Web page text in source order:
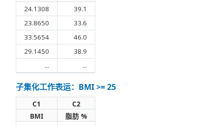
24.1308
39.1
23.8650
33.6
33.5654
46.0
29.1450
38.9
...
...
子集化工作表运：BMI >= 25
C1
C2
BMI
脂肪 %